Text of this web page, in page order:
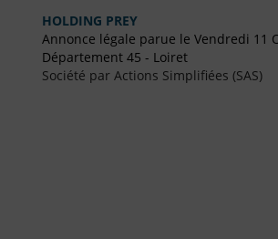
HOLDING PREY
Annonce légale parue le Vendredi 11
Département 45 - Loiret
Société par Actions Simplifiées (SAS)